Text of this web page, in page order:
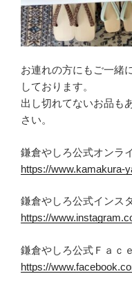
お連れの方にもご一緒
しております。
出し切れてないお品も
さい。
鎌倉やしろ公式オンラ
https://www.kamakura-
鎌倉やしろ公式インス
https://
鎌倉やしろ公式Ｆａｃ
https://